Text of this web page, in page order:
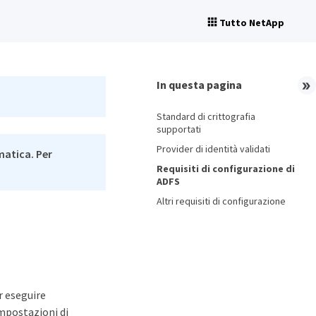
Tutto NetApp
Per
eseguire
di
In questa pagina
Standard di crittografia
supportati
Provider di identità validati
Requisiti di configurazione di
ADFS
Altri requisiti di configurazione